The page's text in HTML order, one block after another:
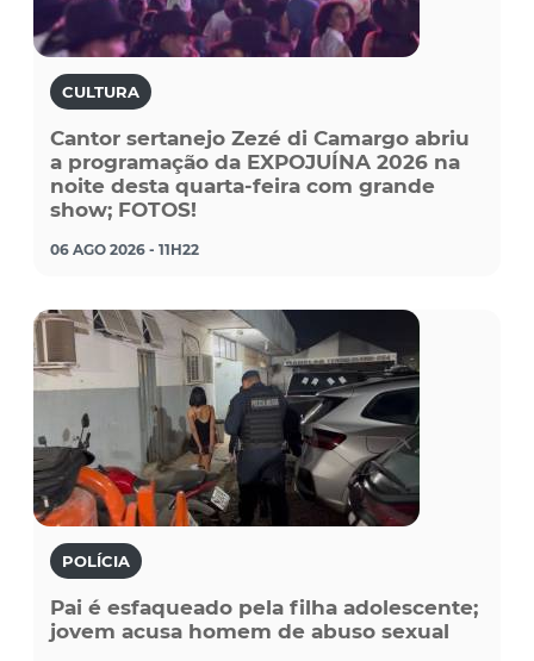
CULTURA
Cantor sertanejo Zezé di Camargo abriu
a programação da EXPOJUÍNA 2026 na
noite desta quarta-feira com grande
show; FOTOS!
06 AGO 2026 - 11H22
POLÍCIA
Pai é esfaqueado pela filha adolescente;
jovem acusa homem de abuso sexual